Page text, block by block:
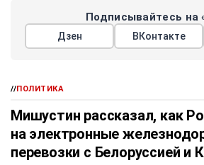
Подписывайтесь на
Дзен ВКонтакте
//ПОЛИТИКА
Мишустин рассказал, как
на электронные
перевозки с Белоруссией и